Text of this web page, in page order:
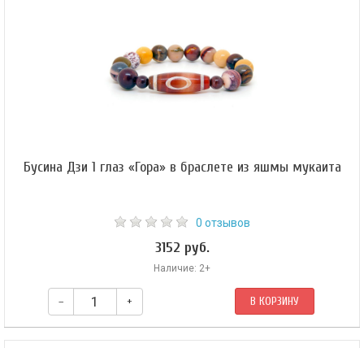
Бусина Дзи 1 глаз «Гора» в браслете из яшмы мукаита
0 отзывов
3152 руб.
Наличие: 2+
– + В КОРЗИНУ
В центре амулета — бусина Дзи 1 глаз «Гора», ее поддерживают 10мм